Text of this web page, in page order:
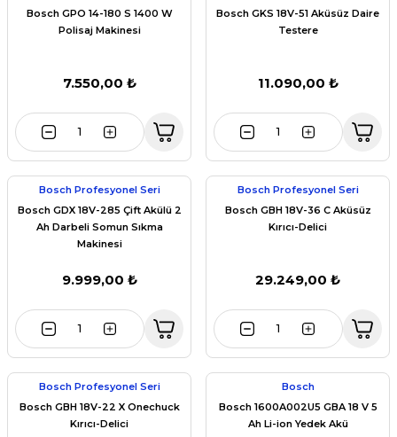
Bosch GPO 14-180 S 1400 W
Polisaj Makinesi
7.550,00 ₺
Bosch GKS 18V-51 Aküsüz Daire
Testere
11.090,00 ₺
Bosch Profesyonel Seri
Bosch GDX 18V-285 Çift Akülü 2
Ah Darbeli Somun Sıkma
Makinesi
9.999,00 ₺
Bosch Profesyonel Seri
Bosch GBH 18V-36 C Aküsüz
Kırıcı-Delici
29.249,00 ₺
Bosch Profesyonel Seri
Bosch GBH 18V-22 X Onechuck
Kırıcı-Delici
Bosch
Bosch 1600A002U5 GBA 18 V 5
Ah Li-ion Yedek Akü